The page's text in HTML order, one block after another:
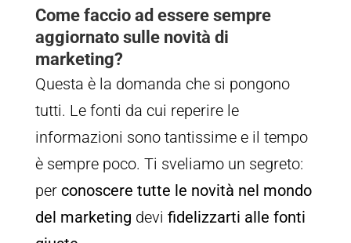
Come faccio ad essere sempre
aggiornato sulle novità di
marketing?
Questa è la domanda che si pongono
tutti. Le fonti da cui reperire le
informazioni sono tantissime e il tempo
è sempre poco. Ti sveliamo un segreto:
per conoscere tutte le novità nel mondo
del marketing devi fidelizzarti alle fonti